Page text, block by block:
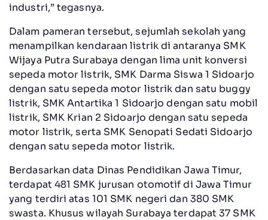
industri,” tegasnya.
Dalam pameran tersebut, sejumlah sekolah yang
menampilkan kendaraan listrik di antaranya SMK
Wijaya Putra Surabaya dengan lima unit konversi
sepeda motor listrik, SMK Darma Siswa 1 Sidoarjo
dengan satu sepeda motor listrik dan satu buggy
listrik, SMK Antartika 1 Sidoarjo dengan satu mobil
listrik, SMK Krian 2 Sidoarjo dengan satu sepeda
motor listrik, serta SMK Senopati Sedati Sidoarjo
dengan satu sepeda motor listrik.
Berdasarkan data Dinas Pendidikan Jawa Timur,
terdapat 481 SMK jurusan otomotif di Jawa Timur
yang terdiri atas 101 SMK negeri dan 380 SMK
swasta. Khusus wilayah Surabaya terdapat 37 SMK